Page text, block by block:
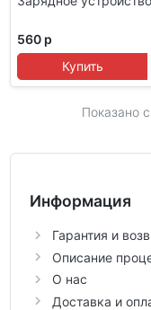
560 р
Купить
Показано
Информация
Гарантия и
Описание
О нас
Доставка и